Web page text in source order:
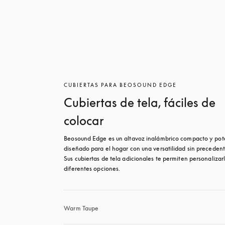
CUBIERTAS PARA BEOSOUND EDGE
Cubiertas de tela, fáciles de
colocar
Beosound Edge es un altavoz inalámbrico compacto y
diseñado para el hogar con una versatilidad sin
Sus cubiertas de tela adicionales te permiten
diferentes opciones.
Warm Taupe